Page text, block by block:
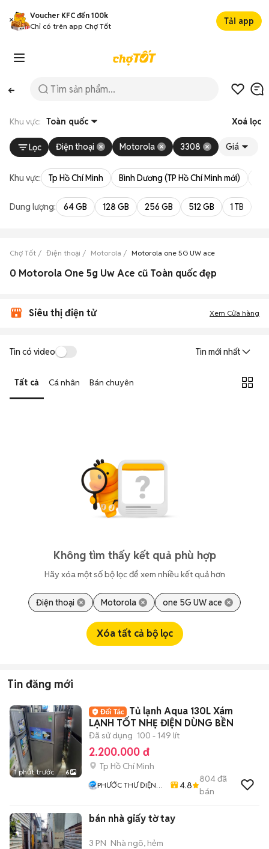
Voucher KFC đến 100k
Chỉ có trên app Chợ Tốt
Tải app
Khu vực: Toàn quốc Xoá lọc
Lọc Điện thoại Motorola 3308 Giá
Khu vực: Tp Hồ Chí Minh Bình Dương (TP Hồ Chí Minh mới)
Dung lượng: 64 GB 128 GB 256 GB 512 GB 1 TB
Chợ Tốt Điện thoại Motorola Motorola one 5G UW ace
0 Motorola One 5g Uw Ace cũ Toàn quốc đẹp
Siêu thị điện tử Xem Cửa hàng
Tin có video Tin mới nhất
Tất cả Cá nhân Bán chuyên
Không tìm thấy kết quả phù hợp
Hãy xóa một số bộ lọc để xem nhiều kết quả hơn
Điện thoại Motorola one 5G UW ace
Xóa tất cả bộ lọc
Tin đăng mới
1 phút trước 6
Tủ lạnh Aqua 130L Xám
LẠNH TỐT NHẸ ĐIỆN DÙNG BỀN
Đã sử dụng 100 - 149 lít
2.200.000 đ
Tp Hồ Chí Minh
PHƯỚC THƯ ĐIỆN
4.8
804đã
bán
bán nhà giấy tờ tay
3 PN Nhà ngõ, hẻm